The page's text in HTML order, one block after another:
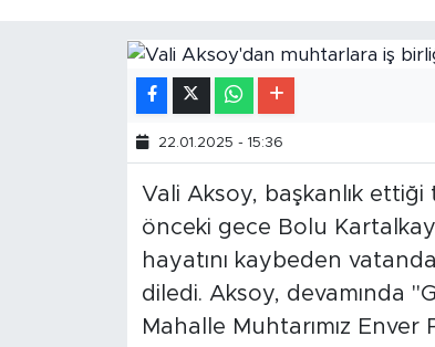
22.01.2025 - 15:36
Vali Aksoy, başkanlık ettiği
önceki gece Bolu
hayatını kaybeden
diledi. Aksoy, devamında
Mahalle Muhtarımız